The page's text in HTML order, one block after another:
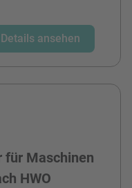
Details ansehen
für Maschinen
HWO